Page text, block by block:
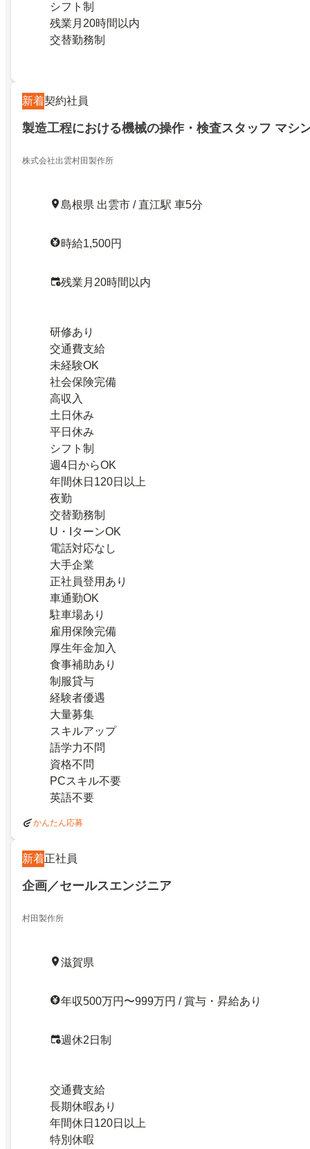
シフト制
残業月20時間以内
交替勤務制
新着契約社員
製造工程における機械の操作・検査スタッフ マシ
株式会社出雲村田製作所
島根県 出雲市 / 直江駅 車5分
時給1,500円
残業月20時間以内
研修あり
交通費支給
未経験OK
社会保険完備
高収入
土日休み
平日休み
シフト制
週4日からOK
年間休日120日以上
夜勤
交替勤務制
U・IターンOK
電話対応なし
大手企業
正社員登用あり
車通勤OK
駐車場あり
雇用保険完備
厚生年金加入
食事補助あり
制服貸与
経験者優遇
大量募集
スキルアップ
語学力不問
資格不問
PCスキル不要
英語不要
かんたん応募
新着正社員
企画／セールスエンジニア
村田製作所
滋賀県
年収500万円〜999万円 / 賞与・昇給あり
週休2日制
交通費支給
長期休暇あり
年間休日120日以上
特別休暇